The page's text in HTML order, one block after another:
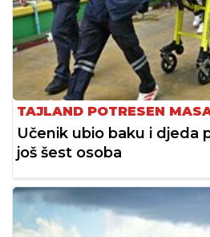
TAJLAND POTRESEN
Učenik ubio baku i djeda
još šest osoba